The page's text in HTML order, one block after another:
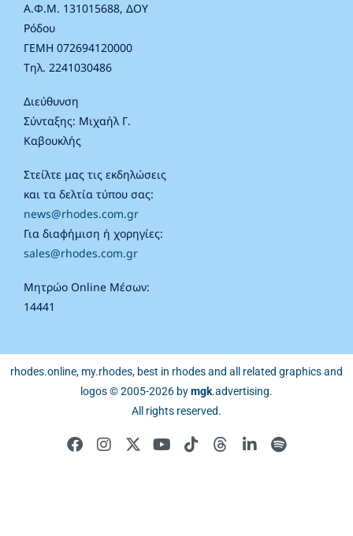
Α.Φ.Μ. 131015688, ΔΟΥ
Ρόδου
ΓΕΜΗ 072694120000
Τηλ. 2241030486
Διεύθυνση
Σύνταξης: Μιχαήλ Γ.
Καβουκλής
Στείλτε μας τις εκδηλώσεις
και τα δελτία τύπου σας:
news@rhodes.com.gr
Για διαφήμιση ή χορηγίες:
sales@rhodes.com.gr
Μητρώο Online Μέσων:
14441
rhodes.online, my.rhodes, best in rhodes and all related graphics and
logos © 2005-2026 bymgk.advertising.
All rights reserved.